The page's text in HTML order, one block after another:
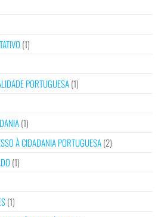
(1)
PORTUGUESA(1)
(1)
À CIDADANIA PORTUGUESA(2)
(1)
(1)